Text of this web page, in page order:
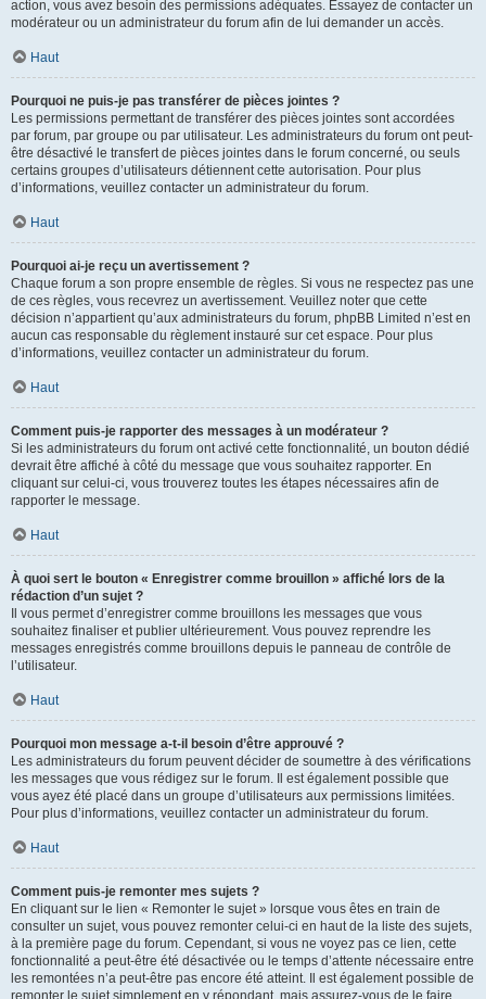
action, vous avez besoin des permissions adéquates. Essayez de contacter un
modérateur ou un administrateur du forum afin de lui demander un accès.
Haut
Pourquoi ne puis-je pas transférer de pièces jointes ?
Les permissions permettant de transférer des pièces jointes sont accordées
par forum, par groupe ou par utilisateur. Les administrateurs du forum ont peut-
être désactivé le transfert de pièces jointes dans le forum concerné, ou seuls
certains groupes d’utilisateurs détiennent cette autorisation. Pour plus
d’informations, veuillez contacter un administrateur du forum.
Haut
Pourquoi ai-je reçu un avertissement ?
Chaque forum a son propre ensemble de règles. Si vous ne respectez pas une
de ces règles, vous recevrez un avertissement. Veuillez noter que cette
décision n’appartient qu’aux administrateurs du forum, phpBB Limited n’est en
aucun cas responsable du règlement instauré sur cet espace. Pour plus
d’informations, veuillez contacter un administrateur du forum.
Haut
Comment puis-je rapporter des messages à un modérateur ?
Si les administrateurs du forum ont activé cette fonctionnalité, un bouton dédié
devrait être affiché à côté du message que vous souhaitez rapporter. En
cliquant sur celui-ci, vous trouverez toutes les étapes nécessaires afin de
rapporter le message.
Haut
À quoi sert le bouton « Enregistrer comme brouillon » affiché lors de la
rédaction d’un sujet ?
Il vous permet d’enregistrer comme brouillons les messages que vous
souhaitez finaliser et publier ultérieurement. Vous pouvez reprendre les
messages enregistrés comme brouillons depuis le panneau de contrôle de
l’utilisateur.
Haut
Pourquoi mon message a-t-il besoin d’être approuvé ?
Les administrateurs du forum peuvent décider de soumettre à des vérifications
les messages que vous rédigez sur le forum. Il est également possible que
vous ayez été placé dans un groupe d’utilisateurs aux permissions limitées.
Pour plus d’informations, veuillez contacter un administrateur du forum.
Haut
Comment puis-je remonter mes sujets ?
En cliquant sur le lien « Remonter le sujet » lorsque vous êtes en train de
consulter un sujet, vous pouvez remonter celui-ci en haut de la liste des sujets,
à la première page du forum. Cependant, si vous ne voyez pas ce lien, cette
fonctionnalité a peut-être été désactivée ou le temps d’attente nécessaire entre
les remontées n’a peut-être pas encore été atteint. Il est également possible de
remonter le sujet simplement en y répondant, mais assurez-vous de le faire